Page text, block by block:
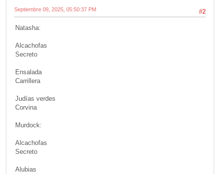
#2
Septiembre 09, 2025, 05:50:37 PM
Natasha:
Alcachofas
Secreto
Ensalada
Carrillera
Judías verdes
Corvina
Murdock:
Alcachofas
Secreto
Alubias